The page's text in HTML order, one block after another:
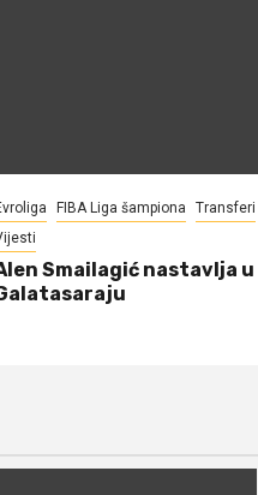
FIBA Liga šampiona
Transferi
Smailagić nastavlja u